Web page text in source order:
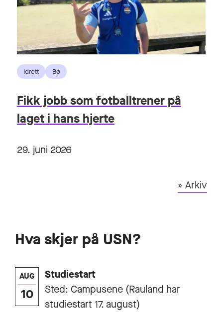
Idrett Bø
Fikk jobb som fotballtrener på
laget i hans hjerte
29. juni 2026
» Arkiv
Hva skjer på USN?
AUG
10
Studiestart
Sted: Campusene (Rauland har
studiestart 17. august)